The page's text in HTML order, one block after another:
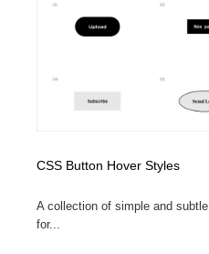
CSS Button Hover Styles
A collection of simple and
for...